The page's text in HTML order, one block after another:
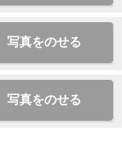
写真をのせる
写真をのせる